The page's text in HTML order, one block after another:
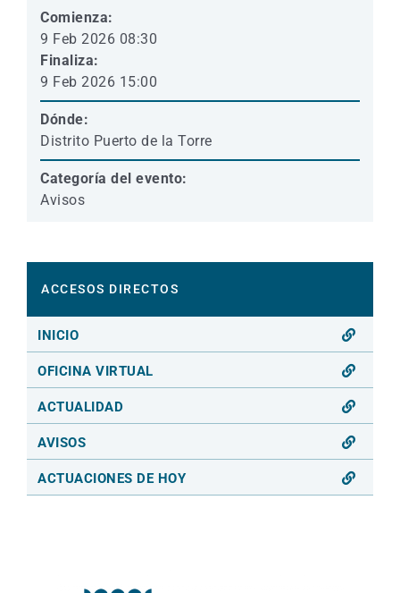
Comienza:
9 Feb 2026 08:30
Finaliza:
9 Feb 2026 15:00
Dónde:
Distrito Puerto de la Torre
Categoría del evento:
Avisos
ACCESOS DIRECTOS
INICIO
OFICINA VIRTUAL
ACTUALIDAD
AVISOS
ACTUACIONES DE HOY